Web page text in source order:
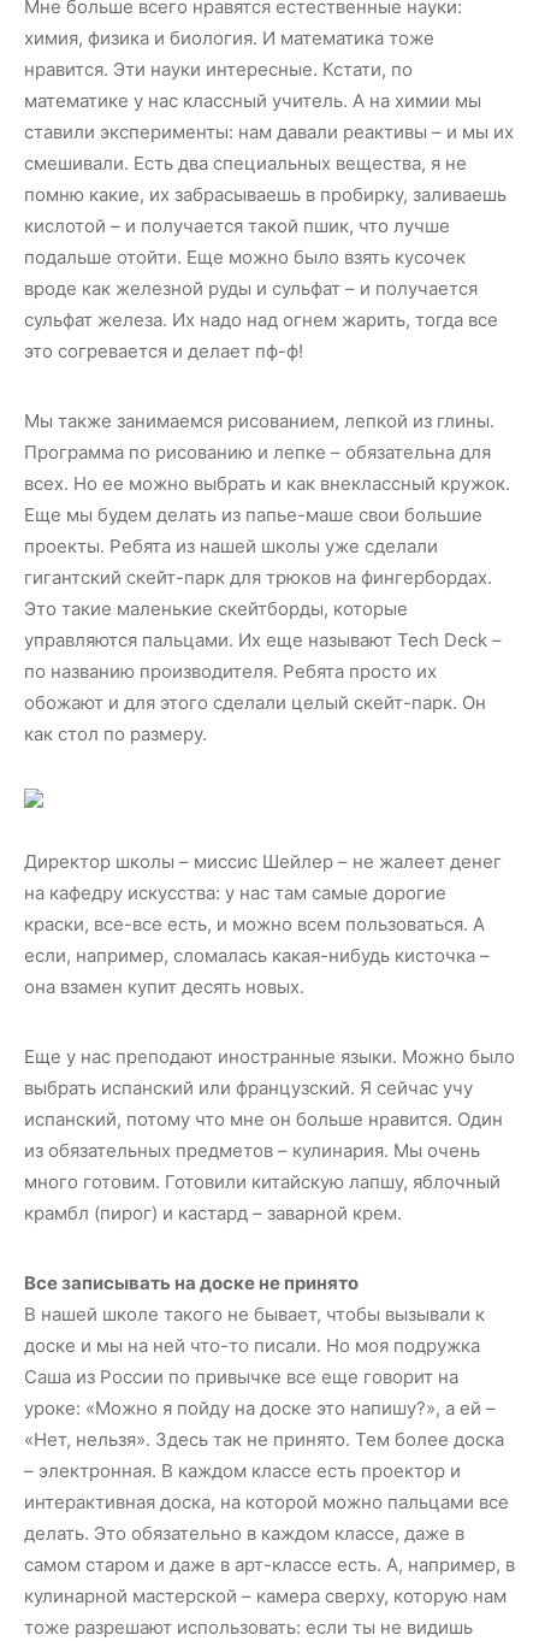
Мне больше всего нравятся естественные науки:
химия, физика и биология. И математика тоже
нравится. Эти науки интересные. Кстати, по
математике у нас классный учитель. А на химии мы
ставили эксперименты: нам давали реактивы – и мы их
смешивали. Есть два специальных вещества, я не
помню какие, их забрасываешь в пробирку, заливаешь
кислотой – и получается такой пшик, что лучше
подальше отойти. Еще можно было взять кусочек
вроде как железной руды и сульфат – и получается
сульфат железа. Их надо над огнем жарить, тогда все
это согревается и делает пф-ф!
Мы также занимаемся рисованием, лепкой из глины.
Программа по рисованию и лепке – обязательна для
всех. Но ее можно выбрать и как внеклассный кружок.
Еще мы будем делать из папье-маше свои большие
проекты. Ребята из нашей школы уже сделали
гигантский скейт-парк для трюков на фингербордах.
Это такие маленькие скейтборды, которые
управляются пальцами. Их еще называют Tech Deck –
по названию производителя. Ребята просто их
обожают и для этого сделали целый скейт-парк. Он
как стол по размеру.
Директор школы – миссис Шейлер – не жалеет денег
на кафедру искусства: у нас там самые дорогие
краски, все-все есть, и можно всем пользоваться. А
если, например, сломалась какая-нибудь кисточка –
она взамен купит десять новых.
Еще у нас преподают иностранные языки. Можно было
выбрать испанский или французский. Я сейчас учу
испанский, потому что мне он больше нравится. Один
из обязательных предметов – кулинария. Мы очень
много готовим. Готовили китайскую лапшу, яблочный
крамбл (пирог) и кастард – заварной крем.
Все записывать на доске не принято
В нашей школе такого не бывает, чтобы вызывали к
доске и мы на ней что-то писали. Но моя подружка
Саша из России по привычке все еще говорит на
уроке: «Можно я пойду на доске это напишу?», а ей –
«Нет, нельзя». Здесь так не принято. Тем более доска
– электронная. В каждом классе есть проектор и
интерактивная доска, на которой можно пальцами все
делать. Это обязательно в каждом классе, даже в
самом старом и даже в арт-классе есть. А, например, в
кулинарной мастерской – камера сверху, которую нам
тоже разрешают использовать: если ты не видишь